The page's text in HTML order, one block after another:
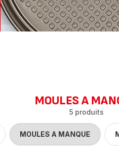
MOULES A
5 produits
MOULES A MANQUE